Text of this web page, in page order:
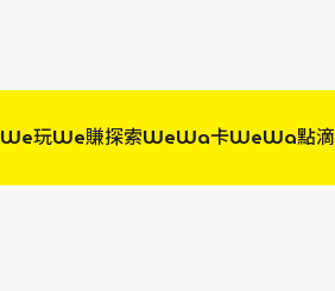
We玩We賺探索WeWa卡WeWa點滴